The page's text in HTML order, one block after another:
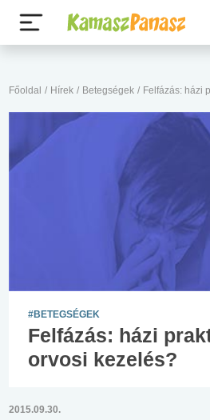
Főoldal / Hírek / Betegségek / Felfázás: házi
#BETEGSÉGEK
Felfázás: házi
orvosi kezelés?
2015.09.30.